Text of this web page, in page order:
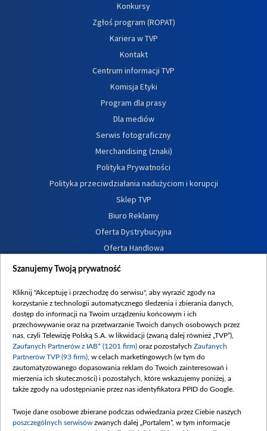
Konkursy
Zgłoś program (ROPAT)
Kariera w TVP
Kontakt
Centrum informacji TVP
Komisja Etyki
Program dla prasy
Dla mediów
Serwis fotograficzny
Merchandising (znaki)
Polityka Prywatności
Polityka przeciwdziałania nadużyciom i korupcji
Sklep TVP
Biuro Reklamy
Oferta Dystrybucyjna
Oferta Handlowa
Dostępność
Procedura zgłoszeń wewnętrznych
Szanujemy Twoją prywatność
Kliknij "Akceptuję i przechodzę do serwisu", aby wyrazić zgody na
korzystanie z technologii automatycznego śledzenia i zbierania danych,
dostęp do informacji na Twoim urządzeniu końcowym i ich
przechowywanie oraz na przetwarzanie Twoich danych osobowych przez
nas, czyli Telewizję Polską S.A. w likwidacji (zwaną dalej również „TVP”),
Zaufanych Partnerów z IAB* (1201 firm) oraz pozostałych Zaufanych
Partnerów TVP (93 firm) , w celach marketingowych (w tym do
zautomatyzowanego dopasowania reklam do Twoich zainteresowań i
mierzenia ich skuteczności) i pozostałych, które wskazujemy poniżej, a
także zgody na udostępnianie przez nas identyfikatora PPID do Google.
Twoje dane osobowe zbierane podczas odwiedzania przez Ciebie naszych
poszczególnych serwisów zwanych dalej „Portalem”, w tym informacje